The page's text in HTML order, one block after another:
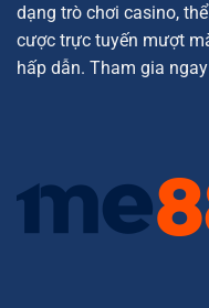
dạng trò chơi casino,
cược trực tuyến mượt
hấp dẫn. Tham gia